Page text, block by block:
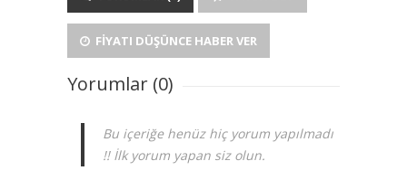
FIYATI DÜŞÜNCE HABER VER
Yorumlar (0)
Bu içeriğe henüz hiç yorum yapılmadı
!! İlk yorum yapan siz olun.